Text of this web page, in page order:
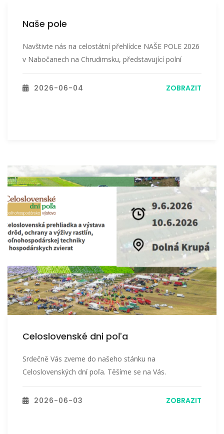
Naše pole
Navštivte nás na celostátní přehlídce NAŠE POLE 2026
v Nabočanech na Chrudimsku, představující polní
2026-06-04 ZOBRAZIT
Celoslovenské dni poľa
Srdečně Vás zveme do našeho stánku na
Celoslovenských dní poľa. Těšíme se na Vás.
2026-06-03 ZOBRAZIT